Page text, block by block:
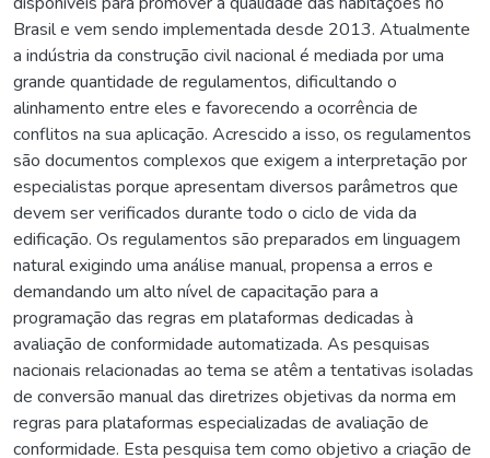
Brasil e vem sendo implementada desde 2013. Atualmente
a indústria da construção civil nacional é mediada por uma
grande quantidade de regulamentos, dificultando o
alinhamento entre eles e favorecendo a ocorrência de
conflitos na sua aplicação. Acrescido a isso, os regulamentos
são documentos complexos que exigem a interpretação por
especialistas porque apresentam diversos parâmetros que
devem ser verificados durante todo o ciclo de vida da
edificação. Os regulamentos são preparados em linguagem
natural exigindo uma análise manual, propensa a erros e
demandando um alto nível de capacitação para a
programação das regras em plataformas dedicadas à
avaliação de conformidade automatizada. As pesquisas
nacionais relacionadas ao tema se atêm a tentativas isoladas
de conversão manual das diretrizes objetivas da norma em
regras para plataformas especializadas de avaliação de
conformidade. Esta pesquisa tem como objetivo a criação de